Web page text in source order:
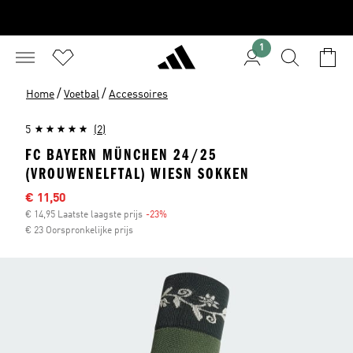
1
Home / Voetbal / Accessoires
5 (2)
FC BAYERN MÜNCHEN 24/25
(VROUWENELFTAL) WIESN SOKKEN
Afgeprijsde prijs
€ 11,50
€ 14,95 Laatste laagste prijs -23%
€ 23 Oorspronkelijke prijs